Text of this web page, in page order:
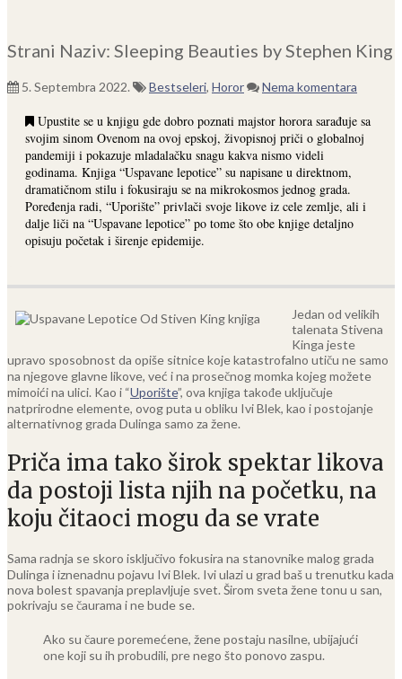
Strani Naziv: Sleeping Beauties by Stephen King
5. Septembra 2022. Bestseleri, Horor Nema komentara
Upustite se u knjigu gde dobro poznati majstor horora sarađuje sa
svojim sinom Ovenom na ovoj epskoj, živopisnoj priči o globalnoj
pandemiji i pokazuje mladalačku snagu kakva nismo videli
godinama. Knjiga “Uspavane lepotice” su napisane u direktnom,
dramatičnom stilu i fokusiraju se na mikrokosmos jednog grada.
Poređenja radi, “Uporište” privlači svoje likove iz cele zemlje, ali i
dalje liči na “Uspavane lepotice” po tome što obe knjige detaljno
opisuju početak i širenje epidemije.
Jedan od velikih
talenata Stivena
Kinga jeste
upravo sposobnost da opiše sitnice koje katastrofalno utiču ne samo
na njegove glavne likove, već i na prosečnog momka kojeg možete
mimoići na ulici. Kao i “Uporište”, ova knjiga takođe uključuje
natprirodne elemente, ovog puta u obliku Ivi Blek, kao i postojanje
alternativnog grada Dulinga samo za žene.
Priča ima tako širok spektar likova
da postoji lista njih na početku, na
koju čitaoci mogu da se vrate
Sama radnja se skoro isključivo fokusira na stanovnike malog grada
Dulinga i iznenadnu pojavu Ivi Blek. Ivi ulazi u grad baš u trenutku kada
nova bolest spavanja preplavljuje svet. Širom sveta žene tonu u san,
pokrivaju se čaurama i ne bude se.
Ako su čaure poremećene, žene postaju nasilne, ubijajući
one koji su ih probudili, pre nego što ponovo zaspu.